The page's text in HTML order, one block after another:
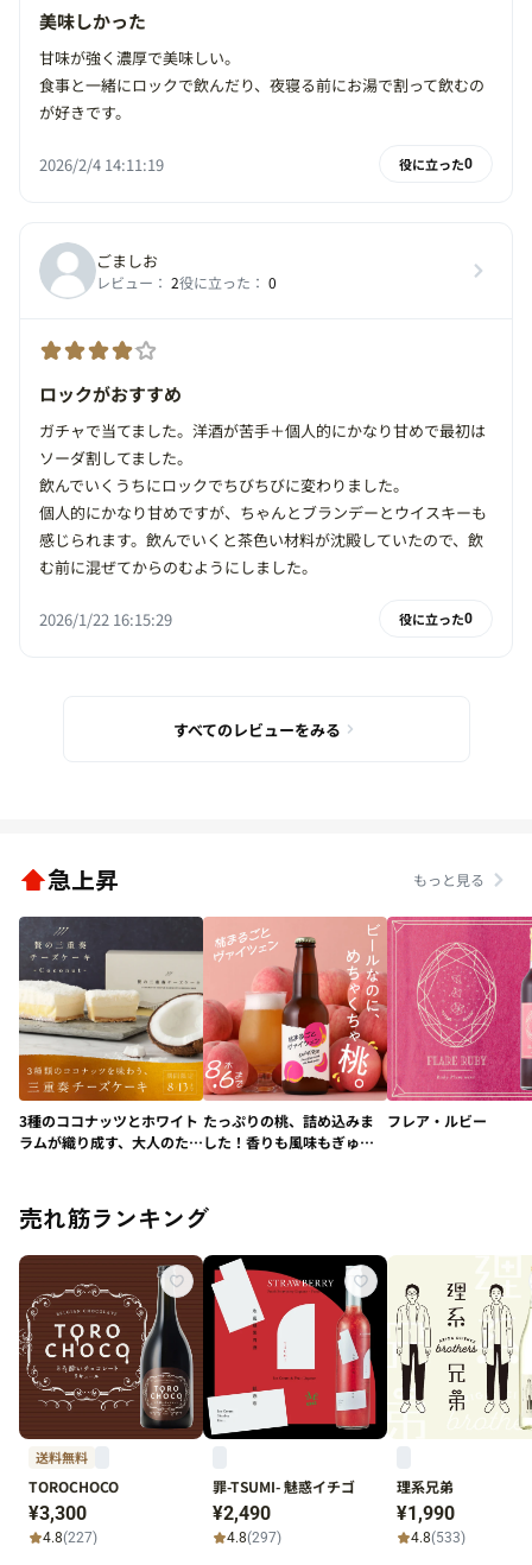
美味しかった
甘味が強く濃厚で美味しい。
食事と一緒にロックで飲んだり、夜寝る前にお湯で割って飲むの
が好きです。
2026/2/4 14:11:19 役に立った0
ごましお
レビュー： 2役に立った： 0
ロックがおすすめ
ガチャで当てました。洋酒が苦手＋個人的にかなり甘めで最初は
ソーダ割してました。
飲んでいくうちにロックでちびちびに変わりました。
個人的にかなり甘めですが、ちゃんとブランデーとウイスキーも
感じられます。飲んでいくと茶色い材料が沈殿していたので、飲
む前に混ぜてからのむようにしました。
2026/1/22 16:15:29 役に立った0
すべてのレビューをみる
急上昇 もっと見る
3種のココナッツとホワイト
ラムが織り成す、大人のため
Coconut-」
たっぷりの桃、詰め込みま
した！香りも風味もぎゅぎ
フレア・ルビー
売れ筋ランキング
送料無料
TOROCHOCO
¥3,300
4.8(227)
罪-TSUMI- 魅惑イチゴ
¥2,490
4.8(297)
理系兄弟
¥1,990
4.8(533)